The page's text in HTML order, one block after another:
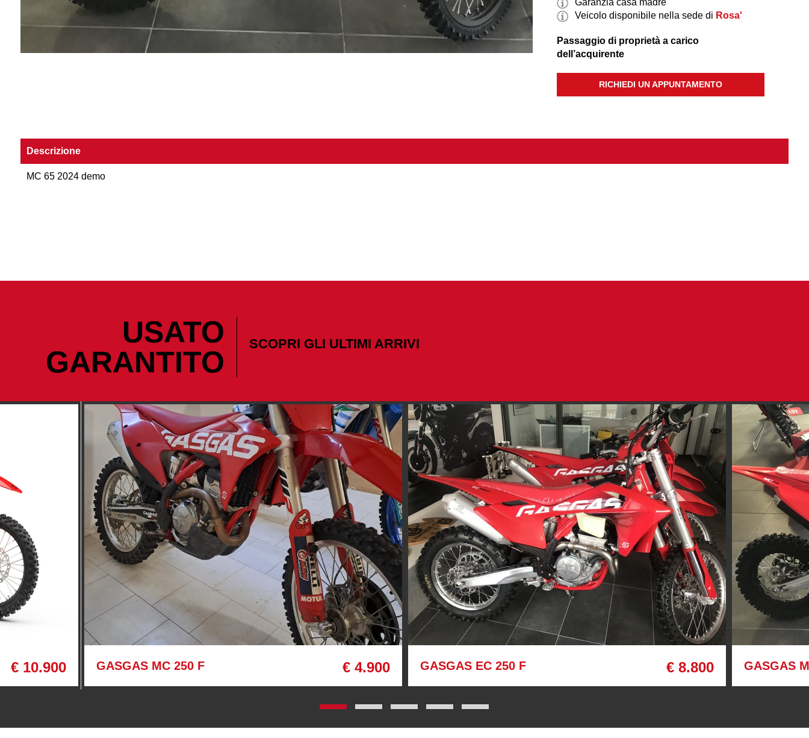
Garanzia casa madre
Veicolo disponibile nella sede di Rosa'
Passaggio di proprietà a carico
dell’acquirente
RICHIEDI UN APPUNTAMENTO
Descrizione
MC 65 2024 demo
USATO
GARANTITO
SCOPRI GLI ULTIMI ARRIVI
€ 10.900 GASGAS MC 250 F € 4.900 GASGAS EC 250 F € 8.800 GASGAS